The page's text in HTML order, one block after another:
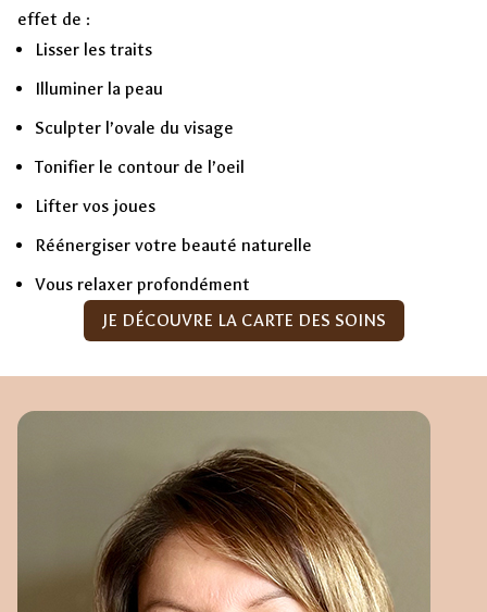
effet de :
Lisser les traits
Illuminer la peau
Sculpter l’ovale du visage
Tonifier le contour de l’oeil
Lifter vos joues
Réénergiser votre beauté naturelle
Vous relaxer profondément
JE DÉCOUVRE LA CARTE DES SOINS